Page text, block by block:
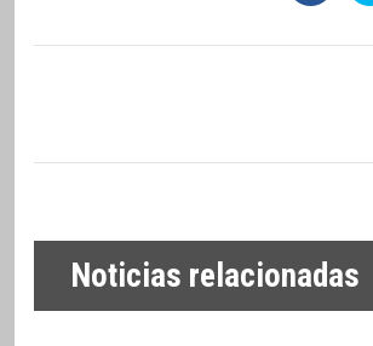
Noticias relacionadas